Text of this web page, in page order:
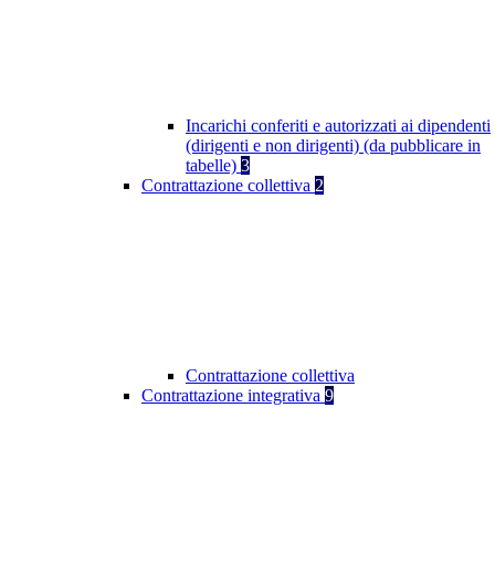
Incarichi conferiti e autorizzati ai dipendenti
(dirigenti e non dirigenti) (da pubblicare in
tabelle) 3
Contrattazione collettiva 2
Contrattazione collettiva
Contrattazione integrativa 9